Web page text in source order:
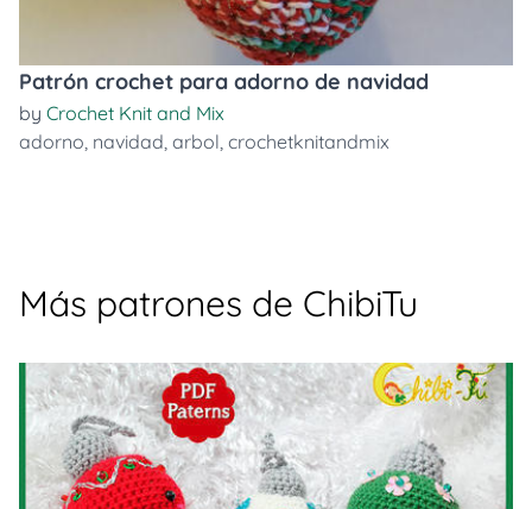
Patrón crochet para adorno de navidad
by Crochet Knit and Mix
adorno, navidad, arbol, crochetknitandmix
Más patrones de ChibiTu